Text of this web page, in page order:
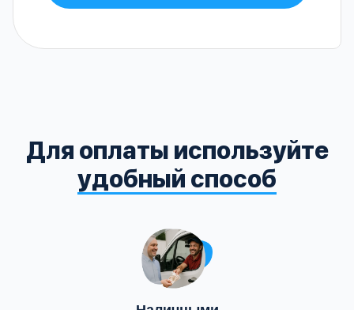
Для оплаты используйте
удобный способ